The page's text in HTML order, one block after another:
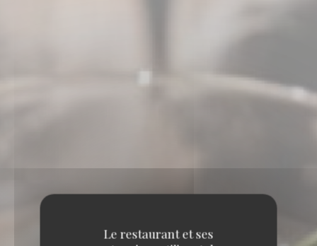
Le restaurant et ses